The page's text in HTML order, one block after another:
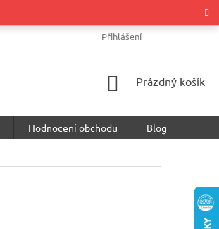
PODMÍNKY OCHRANY OSOBNÍCH
Přihlášení
NÁKUPNÍ
Prázdný košík
Hodnocení obchodu
Blog